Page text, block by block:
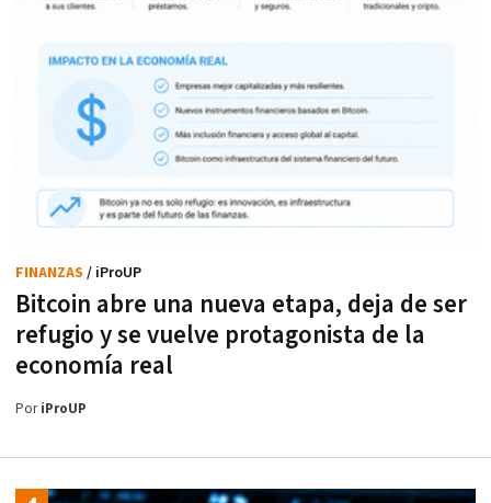
Bitcoin abre una nueva etapa, deja de ser
refugio y se vuelve protagonista de la
economía real
FINANZAS / iProUP
PoriProUP